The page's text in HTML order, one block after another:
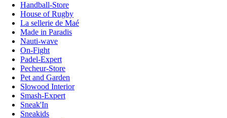
Handball-Store
House of Rugby
La sellerie de Maé
Made in Paradis
Nauti-wave
On-Fight
Padel-Expert
Pecheur-Store
Pet and Garden
Slowood Interior
Smash-Expert
Sneak'In
Sneakids